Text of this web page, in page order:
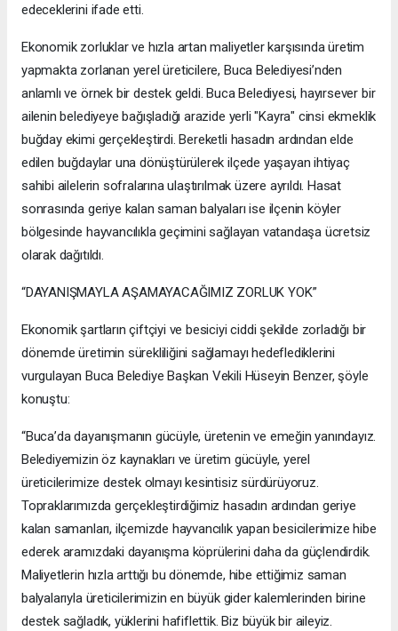
edeceklerini ifade etti.
Ekonomik zorluklar ve hızla artan maliyetler karşısında üretim
yapmakta zorlanan yerel üreticilere, Buca Belediyesi’nden
anlamlı ve örnek bir destek geldi. Buca Belediyesi, hayırsever bir
ailenin belediyeye bağışladığı arazide yerli "Kayra" cinsi ekmeklik
buğday ekimi gerçekleştirdi. Bereketli hasadın ardından elde
edilen buğdaylar una dönüştürülerek ilçede yaşayan ihtiyaç
sahibi ailelerin sofralarına ulaştırılmak üzere ayrıldı. Hasat
sonrasında geriye kalan saman balyaları ise ilçenin köyler
bölgesinde hayvancılıkla geçimini sağlayan vatandaşa ücretsiz
olarak dağıtıldı.
“DAYANIŞMAYLA AŞAMAYACAĞIMIZ ZORLUK YOK”
Ekonomik şartların çiftçiyi ve besiciyi ciddi şekilde zorladığı bir
dönemde üretimin sürekliliğini sağlamayı hedeflediklerini
vurgulayan Buca Belediye Başkan Vekili Hüseyin Benzer, şöyle
konuştu:
“Buca’da dayanışmanın gücüyle, üretenin ve emeğin yanındayız.
Belediyemizin öz kaynakları ve üretim gücüyle, yerel
üreticilerimize destek olmayı kesintisiz sürdürüyoruz.
Topraklarımızda gerçekleştirdiğimiz hasadın ardından geriye
kalan samanları, ilçemizde hayvancılık yapan besicilerimize hibe
ederek aramızdaki dayanışma köprülerini daha da güçlendirdik.
Maliyetlerin hızla arttığı bu dönemde, hibe ettiğimiz saman
balyalarıyla üreticilerimizin en büyük gider kalemlerinden birine
destek sağladık, yüklerini hafiflettik. Biz büyük bir aileyiz.